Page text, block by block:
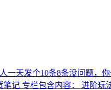
一天发个10条8条没问题
记 专栏包含内容： 进阶